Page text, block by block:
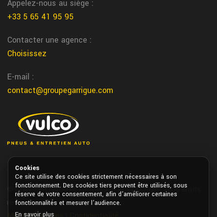
changement pneus tracteur forestier
Montreal du gers
Pour les tracteurs forestiers et engins lourds, Garrigue Vulco
adapte a vos terrains
Mouguerre reparation automobile
Nous realisons la reparation de votre automobile directement a
Mouguerre chez Garrigue Vulco
st cere reparation pneu
Nous realisons la reparation de vos pneus directement a st cere
chez garrigue vulco
reparation voiture
Nos experts Vulco Garrigue assurent la reparation de votre
Appelez-nous au siège :
+33 5 65 41 95 95
Contacter une agence :
Choisissez
E-mail :
contact@groupegarrigue.com
© Copyright GROUPE GARRIGUE VULCO 2026. Tous droits
réservés.
Cookies
Ce site utilise des cookies strictement nécessaires à son
fonctionnement. Des cookies tiers peuvent être utilisés, sous
réserve de votre consentement, afin d’améliorer certaines
fonctionnalités et mesurer l’audience.
En savoir plus